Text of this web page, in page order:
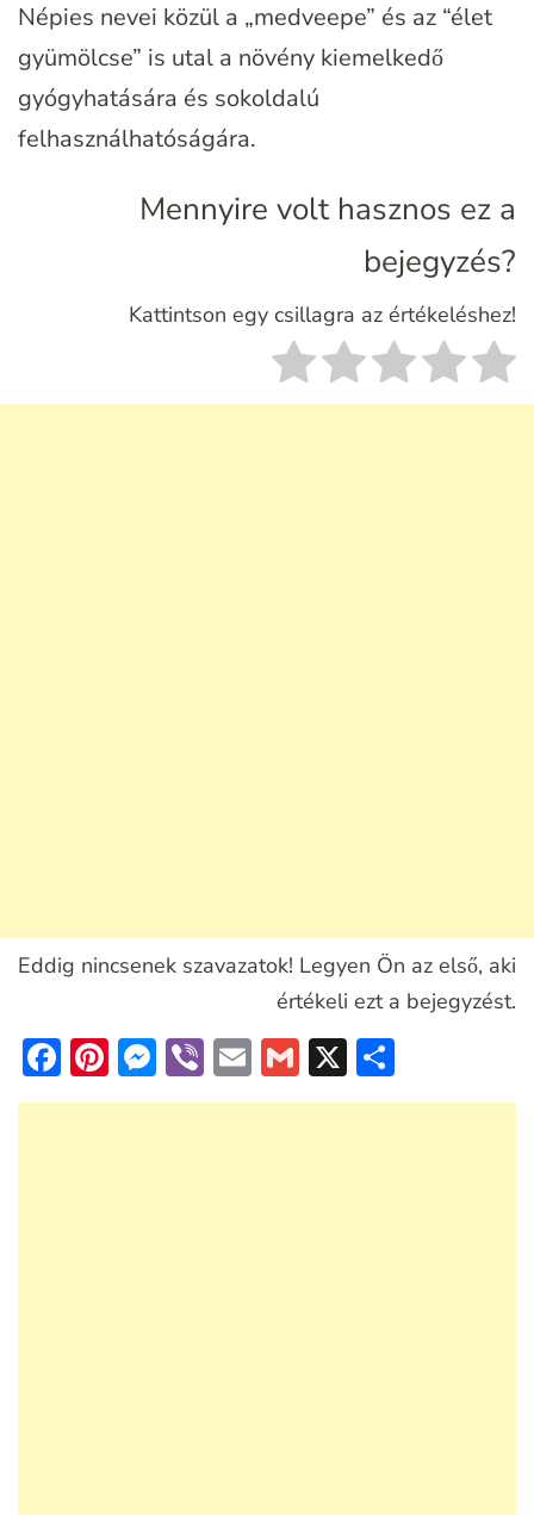
Népies nevei közül a „medveepe” és az “élet
gyümölcse” is utal a növény kiemelkedő
gyógyhatására és sokoldalú
felhasználhatóságára.
Mennyire volt hasznos ez a
bejegyzés?
Kattintson egy csillagra az értékeléshez!
Eddig nincsenek szavazatok! Legyen Ön az első, aki
értékeli ezt a bejegyzést.
Facebook
Pinterest
Messenger
ViberEmailGmail
X
meg